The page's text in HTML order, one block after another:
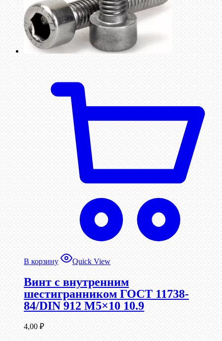
В корзину Quick View
Винт c внутренним
шестигранником ГОСТ 11738-
84/DIN 912 М5×10 10.9
4,00 ₽